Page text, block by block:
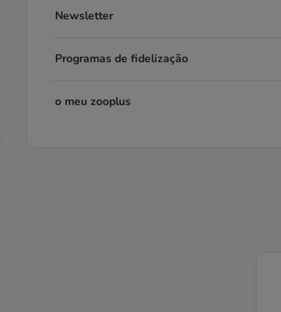
Newsletter
Programas de fidelização
o meu zooplus